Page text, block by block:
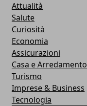
Attualità
Salute
Curiosità
Economia
Assicurazioni
Casa e Arredamento
Turismo
Imprese & Business
Tecnologia